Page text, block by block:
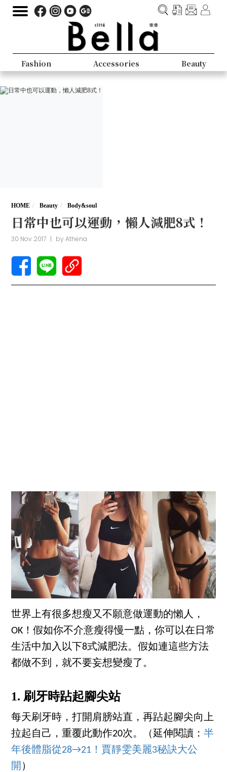
Fashion Accessories Beauty
HOME Beauty Body&soul
日常中也可以運動，懶人減肥8式！
30 Nov 2017 | byAthena
世界上有很多想瘦又不願意做運動的懶人，
OK！假如你不介意瘦得慢一點，你可以在日常
生活中加入以下8式減肥法。假如連這些方法
都做不到，就不要妄想變瘦了。
1. 刷牙時跕起腳尖站
每天刷牙時，打開肩膀站直，再跕起腳尖向上
拉起自己，重覆此動作20次。（延伸閱讀：半
年後體脂從28→21！賈靜雯美麗3秘訣大公
開 ）